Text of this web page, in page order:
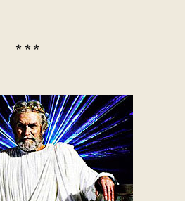
* * *